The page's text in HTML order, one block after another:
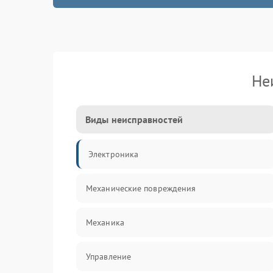
Виды неисправностей
Электроника
Механические повреждения
Механика
Управление